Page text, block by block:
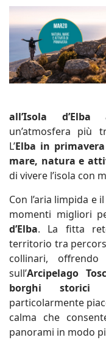
all’Isola
un’atmosfera più
L’Elba in primavera
mare, natura e
di vivere l’isola con
Con l’aria limpida e
momenti migliori
d’Elba. La fitta
territorio tra
collinari,
sull’Arcipelago
borghi storici
particolarmente
calma che
panorami in modo